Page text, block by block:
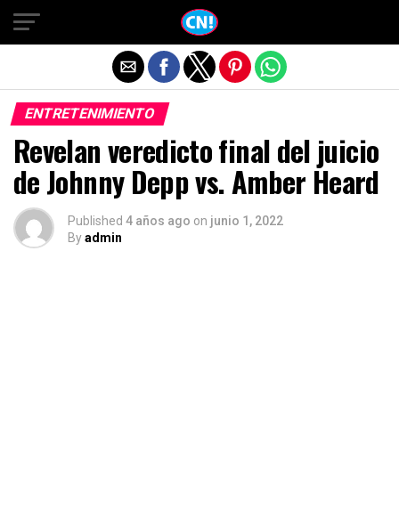
ENTRETENIMIENTO
Revelan veredicto final del juicio
de Johnny Depp vs. Amber Heard
Published 4 años ago on junio 1, 2022
Byadmin
Salir de la versión móvil